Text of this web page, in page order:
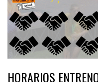
HORARIOS